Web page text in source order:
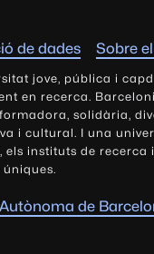
de dades Sobre
jove, pública i
en recerca.
solidària,
i cultural. I una
els instituts de
de